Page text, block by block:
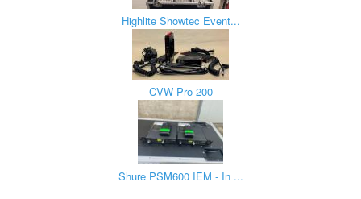
Highlite Showtec Event...
CVW Pro 200
Shure PSM600 IEM - In ...